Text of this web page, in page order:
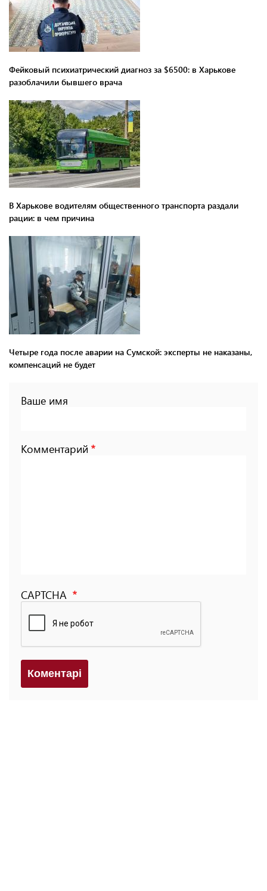
Фейковый психиатрический диагноз за $6500: в Харькове
разоблачили бывшего врача
В Харькове водителям общественного транспорта раздали
рации: в чем причина
Четыре года после аварии на Сумской: эксперты не наказаны,
компенсаций не будет
Ваше имя
Комментарий
CAPTCHA
Коментарi